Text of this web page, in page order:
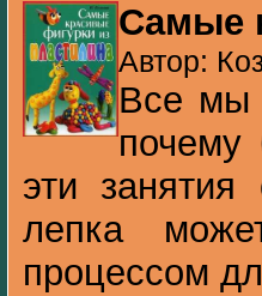
Самые
Автор:
Все мы
почему
эти
лепка
процессом